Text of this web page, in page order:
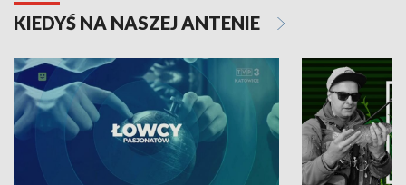
KIEDYŚ NA NASZEJ ANTENIE